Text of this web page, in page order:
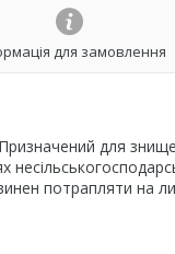
для замовлення
для
потрапляти на